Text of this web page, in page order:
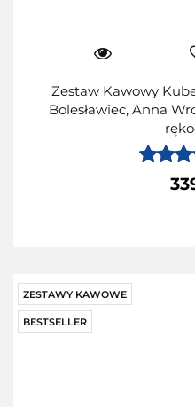
Zestaw Kawowy
Bolesławiec, Anna
ZESTAWY KAWOWE
BESTSELLER